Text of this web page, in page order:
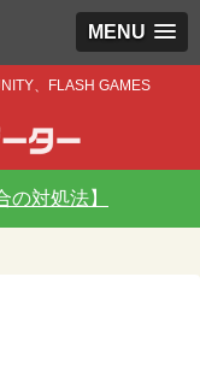
MENU
、FLASH GAMES
の対処法】